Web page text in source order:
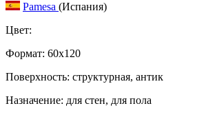
Pamesa (Испания)
Цвет:
Формат: 60x120
Поверхность: структурная, антик
Назначение: для стен, для пола